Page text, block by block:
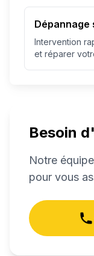
Dépannage
Intervention
et réparer
Besoin
Notre
pour vous